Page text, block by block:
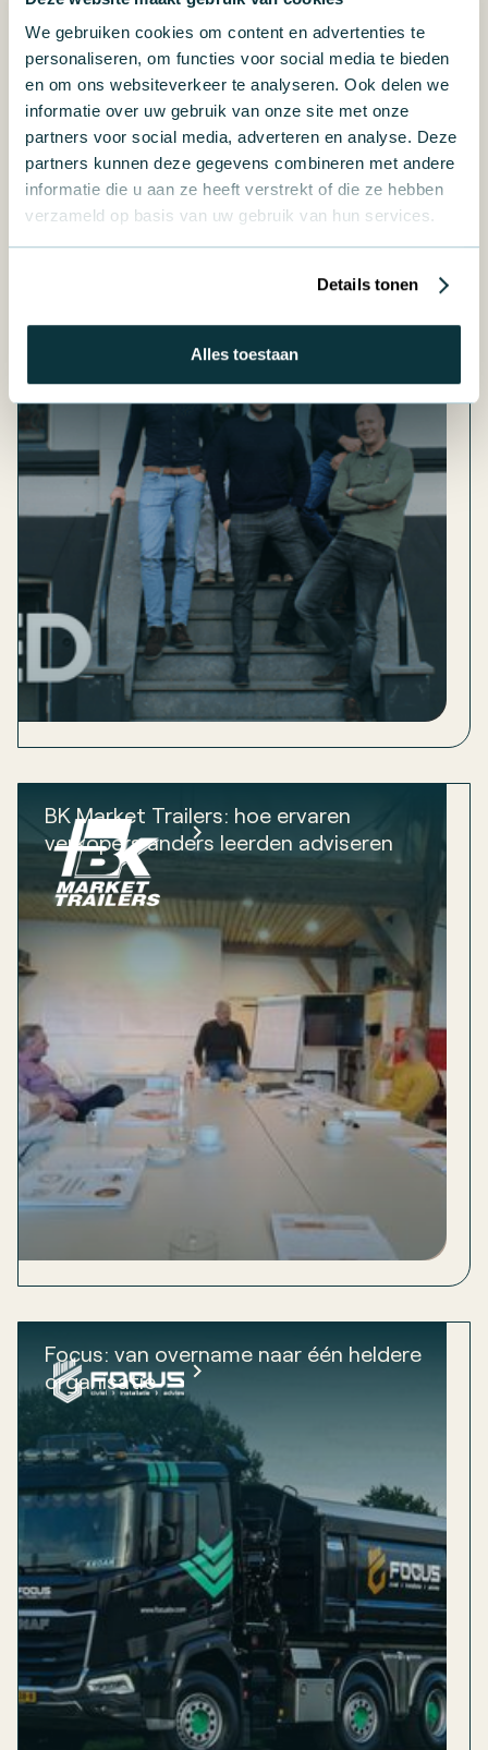
We gebruiken cookies om content en advertenties te
personaliseren, om functies voor social media te bieden
en om ons websiteverkeer te analyseren. Ook delen we
informatie over uw gebruik van onze site met onze
partners voor social media, adverteren en analyse. Deze
partners kunnen deze gegevens combineren met andere
informatie die u aan ze heeft verstrekt of die ze hebben
verzameld op basis van uw gebruik van hun services.
Details tonen
Alles toestaan
HAED: van veel ideeën naar structuur en
BK Market Trailers: hoe ervaren
verkopers anders leerden adviseren
Focus: van overname naar één heldere
organisatie